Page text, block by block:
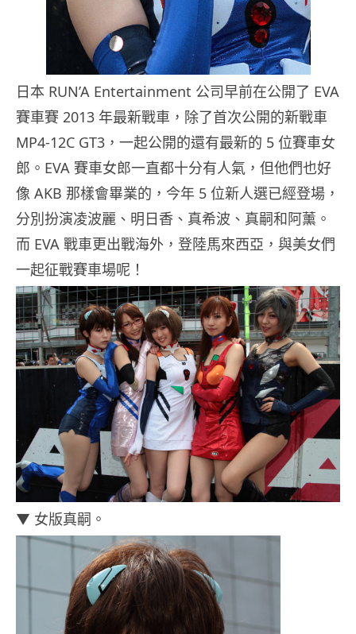
日本 RUN’A Entertainment 公司早前在公開了 EVA
賽車賽 2013 年最新戰車，除了首次公開的新戰車
MP4-12C GT3，一起公開的還有最新的 5 位賽車女
郎。EVA 賽車女郎一直都十分有人氣，但他們也好
像 AKB 那樣會畢業的，今年 5 位新人選已經登場，
分別扮演凌波麗、明日香、真希波、真嗣和阿薰。
而 EVA 戰車更出戰海外，登陸馬來西亞，與美女們
一起征戰賽車場呢！
▼ 女版真嗣。